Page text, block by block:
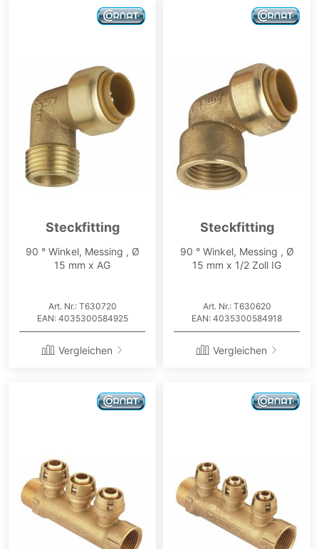
Steckfitting
90 ° Winkel, Messing , Ø
15 mm x AG
Art. Nr.: T630720
EAN: 4035300584925
Vergleichen
Steckfitting
90 ° Winkel, Messing , Ø
15 mm x 1/2 Zoll IG
Art. Nr.: T630620
EAN: 4035300584918
Vergleichen